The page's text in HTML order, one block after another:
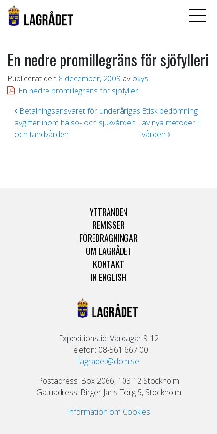
En nedre promillegräns för sjöfylleri
Publicerat den 8 december, 2009 av oxys
En nedre promillegräns för sjöfylleri
Inläggsnavigering
Betalningsansvaret för underårigas
avgifter inom hälso- och sjukvården
och tandvården
Etisk bedömning
av nya metoder i
vården
YTTRANDEN
REMISSER
FÖREDRAGNINGAR
OM LAGRÅDET
KONTAKT
IN ENGLISH
Expeditionstid: Vardagar 9-12
Telefon: 08-561 667 00
lagradet@dom.se
Postadress: Box 2066, 103 12 Stockholm
Gatuadress: Birger Jarls Torg 5, Stockholm
Information om Cookies